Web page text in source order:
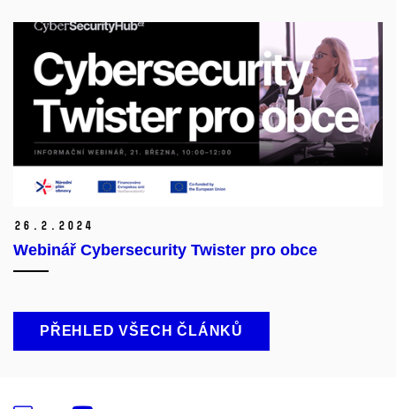
26. 2. 2024
Webinář Cybersecurity Twister pro obce
PŘEHLED VŠECH ČLÁNKŮ